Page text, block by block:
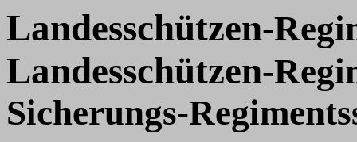
Landesschützen-
Landesschützen-
Sicherungs-